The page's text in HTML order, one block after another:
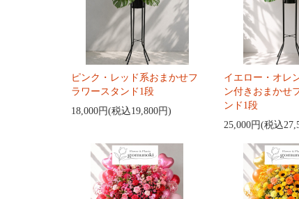
ピンク・レッド系おまかせフ
ラワースタンド1段
18,000円(税込19,800円)
イエロー・オレ
ン付きおまかせ
ンド1段
25,000円(税込